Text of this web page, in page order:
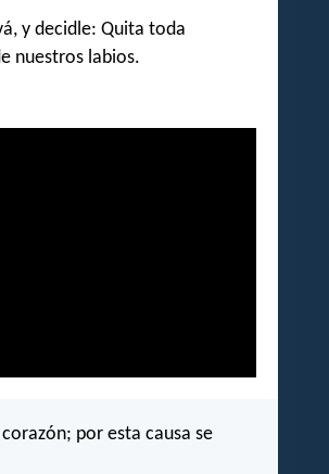
y decidle: Quita toda
nuestros labios.
por esta causa se